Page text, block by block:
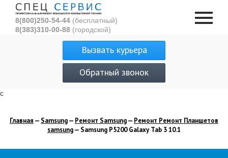
с
8(800)250-54-44 (бесплатный)
8(383)310-00-88 (городской)
Вызвать курьера
Обратный звонок
Главная — Samsung— Ремонт Samsung— Ремонт Ремонт Планшетов
samsung— Samsung P5200 Galaxy Tab 3 10.1